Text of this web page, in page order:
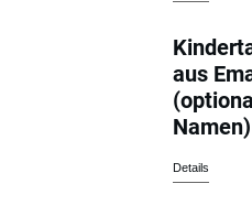
aus
Namen)
Details